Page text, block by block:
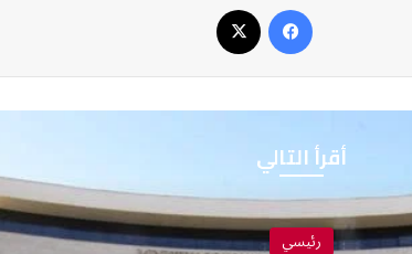
أقرأ التالي
رئيسي